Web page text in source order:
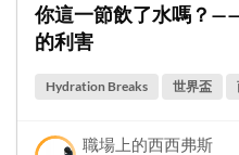
你這一節飲了水嗎？
的利害
Hydration Breaks 世界盃
職場上的西西弗斯